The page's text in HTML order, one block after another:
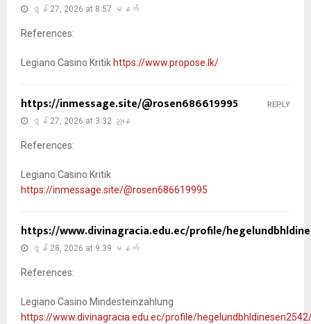
ဇွန် 27, 2026 at 8:57 မနက်
References:
Legiano Casino Kritik https://www.propose.lk/
https://inmessage.site/@rosen686619995
ဇွန် 27, 2026 at 3:32 ညနေ
References:
Legiano Casino Kritik
https://inmessage.site/@rosen686619995
REPLY
https://www.divinagracia.edu.ec/profile/
ဇွန် 28, 2026 at 9:39 မနက်
References:
Legiano Casino Mindesteinzahlung
https://www.divinagracia.edu.ec/profile/